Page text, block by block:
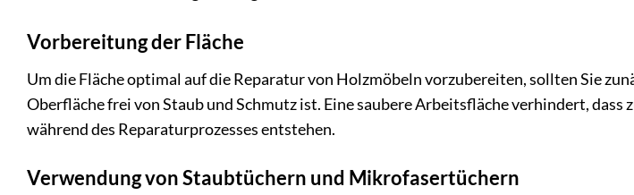
Vorbereitung der Fläche
Um die Fläche optimal auf die Reparatur von Holzmöbeln vorzubereiten, sollten Sie
Oberfläche frei von Staub und Schmutz ist. Eine saubere Arbeitsfläche verhindert, dass
während des Reparaturprozesses entstehen.
Verwendung von Staubtüchern und Mikrofasertüchern